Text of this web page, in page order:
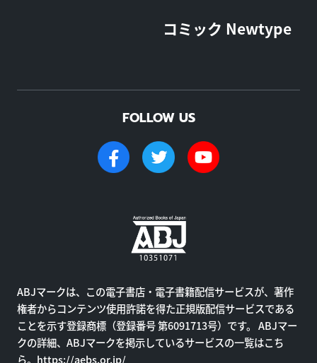
コミック Newtype
FOLLOW US
ABJマークは、この電子書店・電子書籍配信サービスが、著作
権者からコンテンツ使用許諾を得た正規版配信サービスである
ことを示す登録商標（登録番号 第6091713号）です。 ABJマー
クの詳細、ABJマークを掲示しているサービスの一覧はこち
ら。 https://aebs.or.jp/